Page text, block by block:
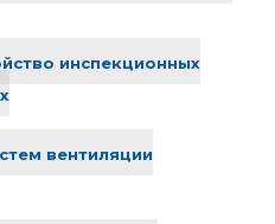
инспекционных
вентиляции